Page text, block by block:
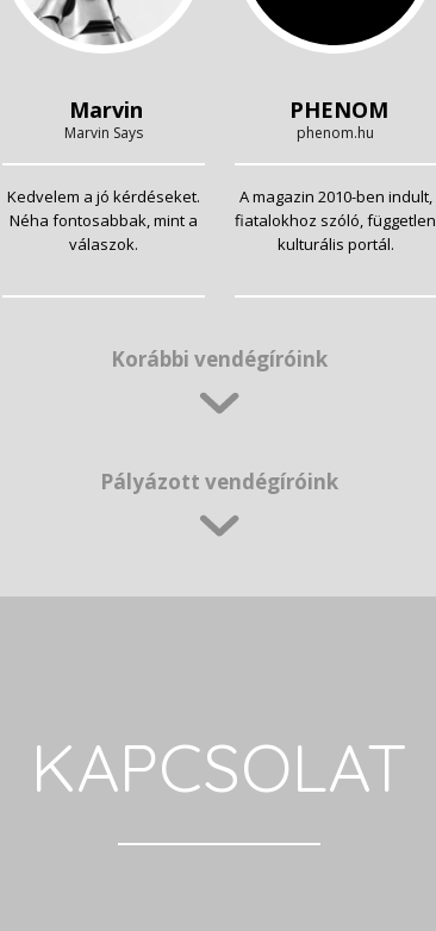
Marvin
Marvin Says
Kedvelem a jó kérdéseket.
Néha fontosabbak, mint a
válaszok.
PHENOM
phenom.hu
A magazin 2010-ben indult,
fiatalokhoz szóló, független
kulturális portál.
Korábbi vendégíróink
Pályázott vendégíróink
KAPCSOLAT